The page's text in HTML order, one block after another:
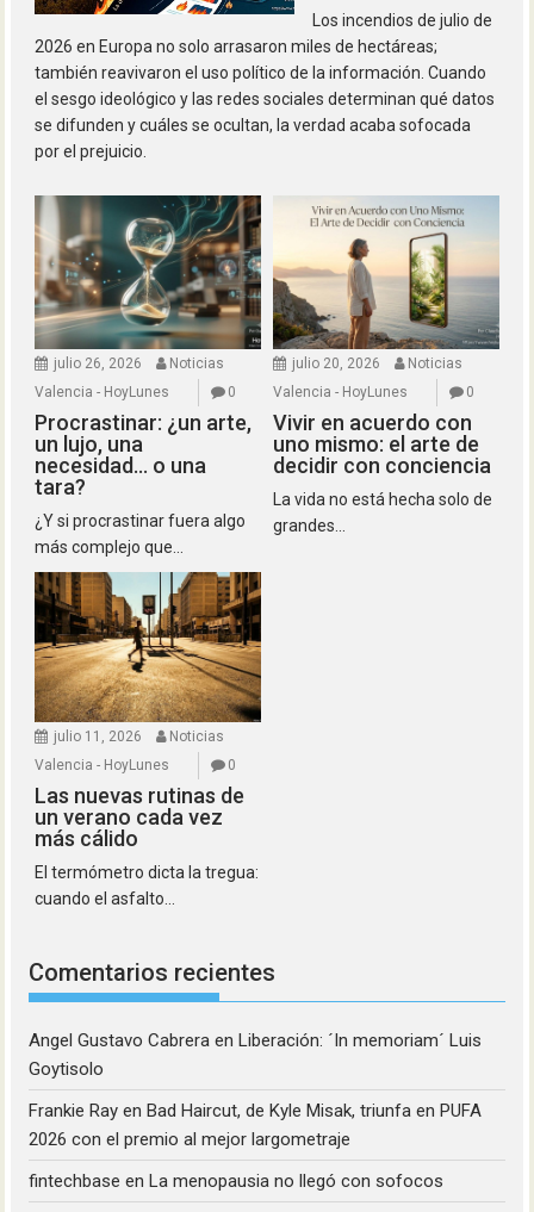
Los incendios de julio de
2026 en Europa no solo arrasaron miles de hectáreas;
también reavivaron el uso político de la información. Cuando
el sesgo ideológico y las redes sociales determinan qué datos
se difunden y cuáles se ocultan, la verdad acaba sofocada
por el prejuicio.
julio 26, 2026
Noticias
Valencia - HoyLunes
0
Procrastinar: ¿un arte,
un lujo, una
necesidad… o una
tara?
¿Y si procrastinar fuera algo
más complejo que...
julio 20, 2026
Noticias
Valencia - HoyLunes
0
Vivir en acuerdo con
uno mismo: el arte de
decidir con conciencia
La vida no está hecha solo de
grandes...
julio 11, 2026
Noticias
Valencia - HoyLunes
0
Las nuevas rutinas de
un verano cada vez
más cálido
El termómetro dicta la tregua:
cuando el asfalto...
Comentarios recientes
Angel Gustavo Cabrera enLiberación: ´In memoriam´ Luis
Goytisolo
Frankie Ray enBad Haircut, de Kyle Misak, triunfa en PUFA
2026 con el premio al mejor largometraje
fintechbase enLa menopausia no llegó con sofocos